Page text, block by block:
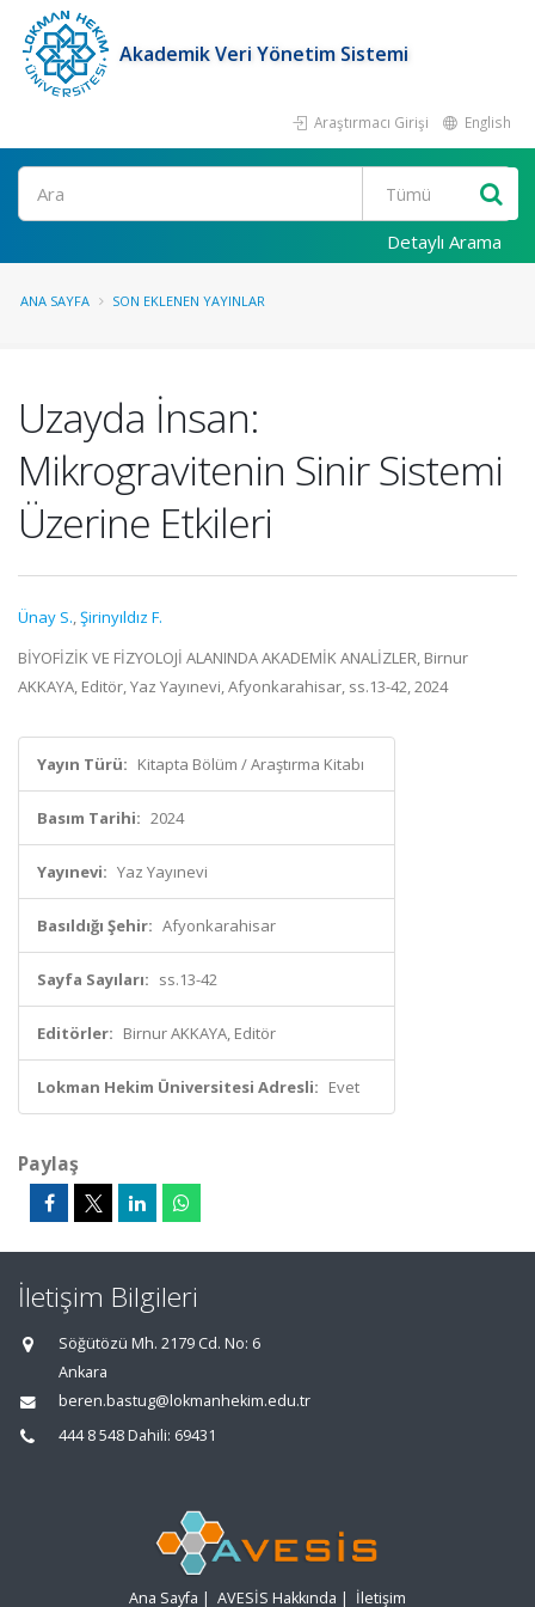
Akademik Veri Yönetim Sistemi
Araştırmacı Girişi English
Ara
Detaylı Arama
ANA SAYFA SON EKLENEN YAYINLAR
Uzayda İnsan:
Mikrogravitenin Sinir Sistemi
Üzerine Etkileri
Ünay S.,Şirinyıldız F.
BİYOFİZİK VE FİZYOLOJİ ALANINDA AKADEMİK ANALİZLER, Birnur
AKKAYA, Editör, Yaz Yayınevi, Afyonkarahisar, ss.13-42, 2024
Yayın Türü: Kitapta Bölüm / Araştırma Kitabı
Basım Tarihi: 2024
Yayınevi: Yaz Yayınevi
Basıldığı Şehir: Afyonkarahisar
Sayfa Sayıları: ss.13-42
Editörler: Birnur AKKAYA, Editör
Lokman Hekim Üniversitesi Adresli: Evet
Paylaş
İletişim Bilgileri
Söğütözü Mh. 2179 Cd. No: 6
Ankara
beren.bastug@lokmanhekim.edu.tr
444 8 548 Dahili: 69431
Ana Sayfa | AVESİS Hakkında | İletişim